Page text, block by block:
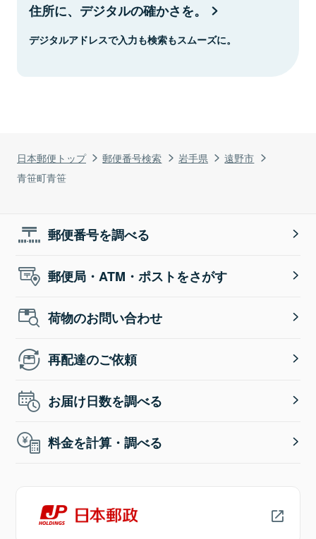
日本郵便トップ 郵便番号検索 岩手県
遠野市
青笹町青笹
住所に、デジタルの確かさを。
デジタルアドレスで入力も検索もスムーズに。
郵便番号を調べる
郵便局・ATM・ポストをさがす
荷物のお問い合わせ
再配達のご依頼
お届け日数を調べる
料金を計算・調べる